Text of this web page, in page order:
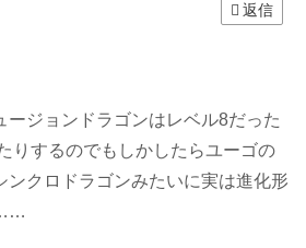
返信
ージョンドラゴンはレベル8だった
りするのでもしかしたらユーゴの
ンクロドラゴンみたいに実は進化形